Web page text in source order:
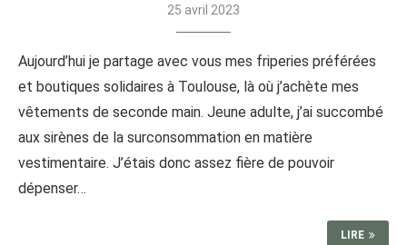
25 avril 2023
Aujourd’hui je partage avec vous mes friperies préférées
et boutiques solidaires à Toulouse, là où j’achète mes
vêtements de seconde main. Jeune adulte, j’ai succombé
aux sirènes de la surconsommation en matière
vestimentaire. J’étais donc assez fière de pouvoir
dépenser…
LIRE